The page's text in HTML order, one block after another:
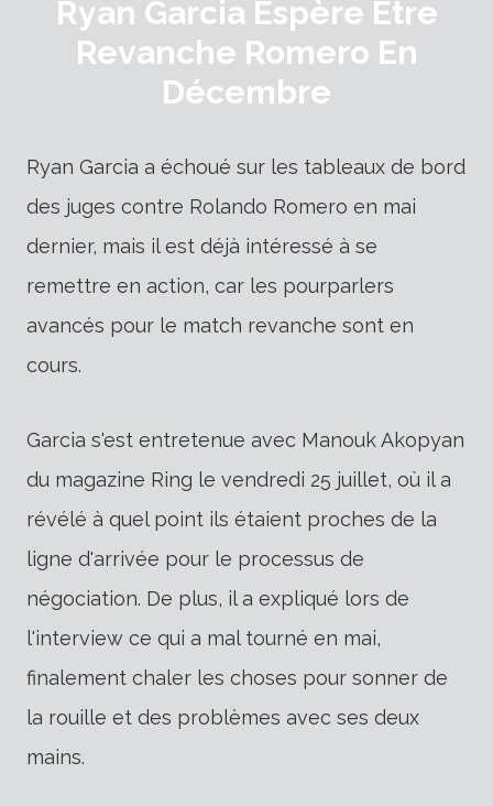
Ryan Garcia Espère Être
Revanche Romero En
Décembre
Ryan Garcia a échoué sur les tableaux de bord
des juges contre Rolando Romero en mai
dernier, mais il est déjà intéressé à se
remettre en action, car les pourparlers
avancés pour le match revanche sont en
cours.
Garcia s'est entretenue avec Manouk Akopyan
du magazine Ring le vendredi 25 juillet, où il a
révélé à quel point ils étaient proches de la
ligne d'arrivée pour le processus de
négociation. De plus, il a expliqué lors de
l'interview ce qui a mal tourné en mai,
finalement chaler les choses pour sonner de
la rouille et des problèmes avec ses deux
mains.